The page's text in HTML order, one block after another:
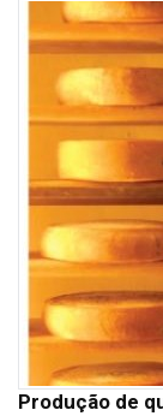
Produção de